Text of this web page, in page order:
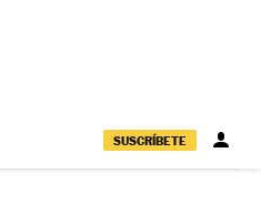
SUSCRÍBETE